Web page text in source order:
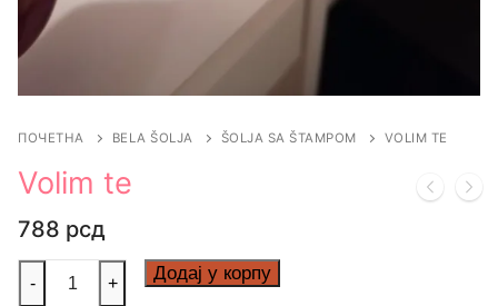
ПОЧЕТНА BELA ŠOLJA ŠOLJA SA ŠTAMPOM VOLIM TE
Volim te
788 рсд
te
- + Додај у корпу